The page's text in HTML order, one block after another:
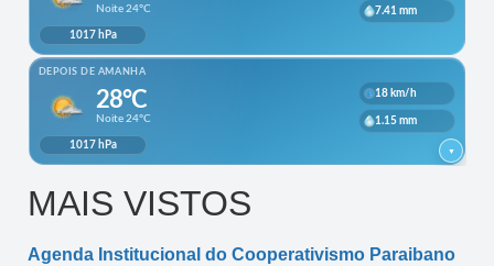
MAIS VISTOS
Agenda Institucional do Cooperativismo Paraibano